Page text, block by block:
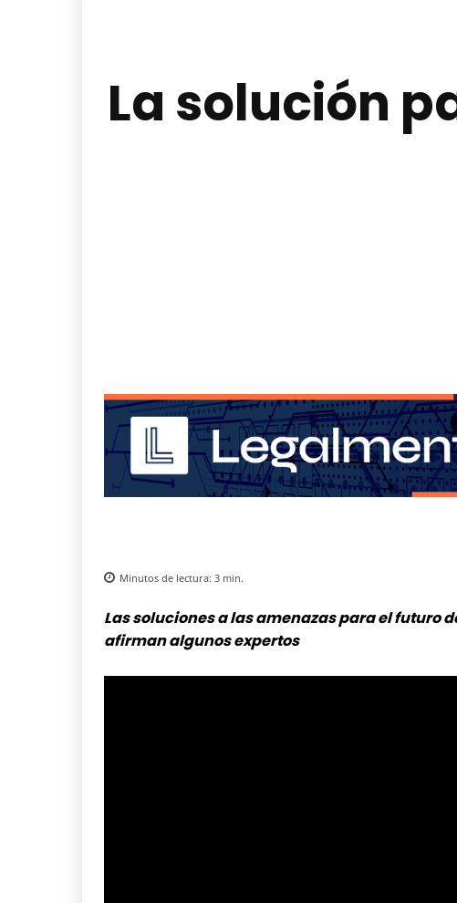
La solución
Minutos de lectura: 3 min.
Las soluciones a las amenazas para el futuro
afirman algunos expertos